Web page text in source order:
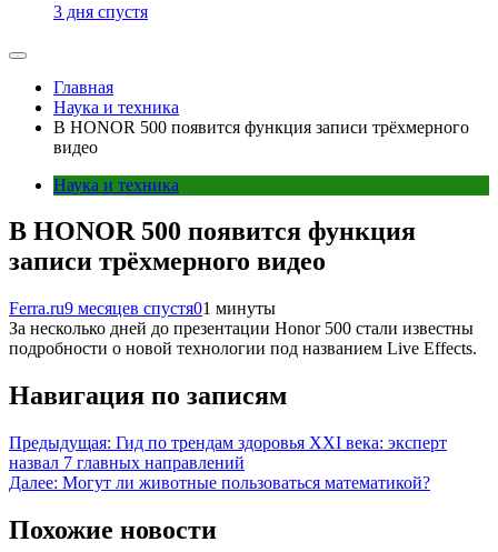
3 дня спустя
Главная
Наука и техника
В HONOR 500 появится функция записи трёхмерного
видео
Наука и техника
В HONOR 500 появится функция
записи трёхмерного видео
Ferra.ru9 месяцев спустя01 минуты
За несколько дней до презентации Honor 500 стали известны
подробности о новой технологии под названием Live Effects.
Навигация по записям
Предыдущая: Гид по трендам здоровья XXI века: эксперт
назвал 7 главных направлений
Далее: Могут ли животные пользоваться математикой?
Похожие новости